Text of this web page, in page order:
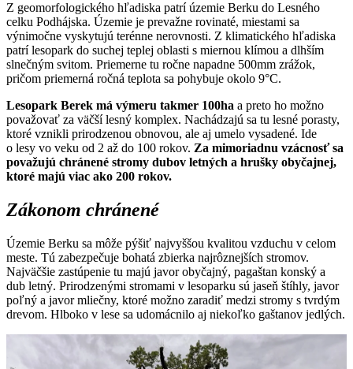
Z geomorfologického hľadiska patrí územie Berku do Lesného
celku Podhájska. Územie je prevažne rovinaté, miestami sa
výnimočne vyskytujú terénne nerovnosti. Z klimatického hľadiska
patrí lesopark do suchej teplej oblasti s miernou klímou a dlhším
slnečným svitom. Priemerne tu ročne napadne 500mm zrážok,
pričom priemerná ročná teplota sa pohybuje okolo 9°C.
Lesopark Berek má výmeru takmer 100ha a preto ho možno
považovať za väčší lesný komplex. Nachádzajú sa tu lesné porasty,
ktoré vznikli prirodzenou obnovou, ale aj umelo vysadené. Ide
o lesy vo veku od 2 až do 100 rokov. Za mimoriadnu vzácnosť sa
považujú chránené stromy dubov letných a hrušky obyčajnej,
ktoré majú viac ako 200 rokov.
Zákonom chránené
Územie Berku sa môže pýšiť najvyššou kvalitou vzduchu v celom
meste. Tú zabezpečuje bohatá zbierka najrôznejších stromov.
Najväčšie zastúpenie tu majú javor obyčajný, pagaštan konský a
dub letný. Prirodzenými stromami v lesoparku sú jaseň štíhly, javor
poľný a javor mliečny, ktoré možno zaradiť medzi stromy s tvrdým
drevom. Hlboko v lese sa udomácnilo aj niekoľko gaštanov jedlých.